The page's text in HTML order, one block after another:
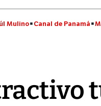
Mulino Canal de Panamá